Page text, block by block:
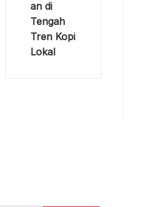
an di
Tengah
Tren Kopi
Lokal